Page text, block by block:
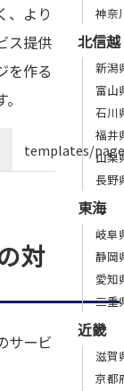
、より
ス提供
を作る
templates/
対
サービ
神奈
北信越
新潟
富山
石川
福井
山梨
長野
東海
岐阜
静岡
愛知
三重
近畿
滋賀
京都